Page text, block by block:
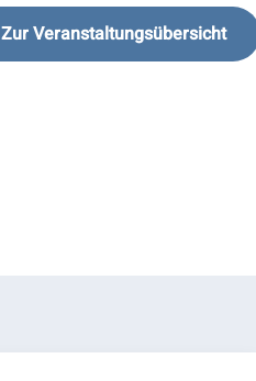
Zur Veranstaltungsübersicht